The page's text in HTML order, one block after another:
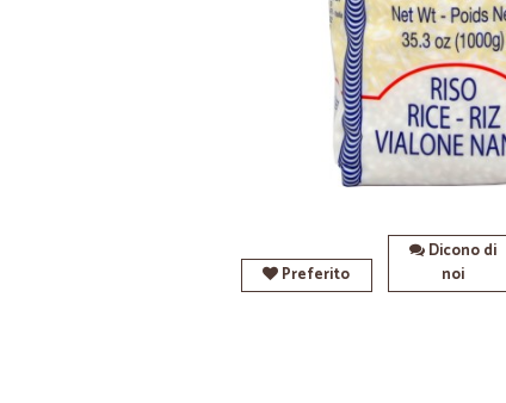
Preferito
Dicono di
noi